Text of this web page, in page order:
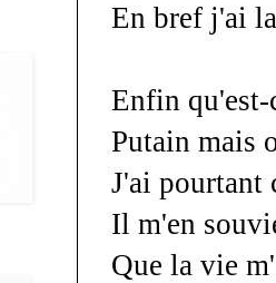
En bref j'ai
Enfin qu'est-
Putain mais
J'ai pourtant
Il m'en
Que la vie